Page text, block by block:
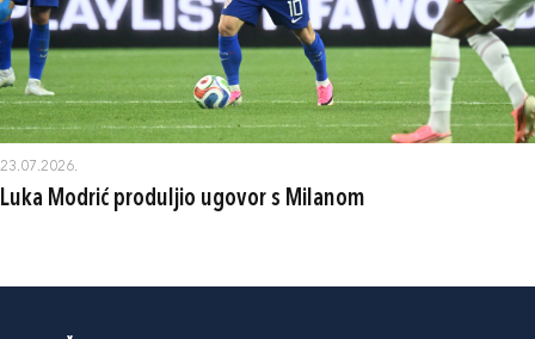
23.07.2026.
Luka Modrić produljio ugovor s Milanom